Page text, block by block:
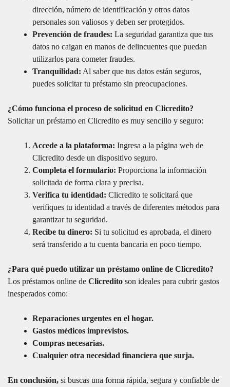
dirección, número de identificación y otros datos
personales son valiosos y deben ser protegidos.
Prevención de fraudes: La seguridad garantiza que tus
datos no caigan en manos de delincuentes que puedan
utilizarlos para cometer fraudes.
Tranquilidad: Al saber que tus datos están seguros,
puedes solicitar tu préstamo sin preocupaciones.
¿Cómo funciona el proceso de solicitud en Clicredito?
Solicitar un préstamo en Clicredito es muy sencillo y seguro:
Accede a la plataforma: Ingresa a la página web de
Clicredito desde un dispositivo seguro.
Completa el formulario: Proporciona la información
solicitada de forma clara y precisa.
Verifica tu identidad: Clicredito te solicitará que
verifiques tu identidad a través de diferentes métodos para
garantizar tu seguridad.
Recibe tu dinero: Si tu solicitud es aprobada, el dinero
será transferido a tu cuenta bancaria en poco tiempo.
¿Para qué puedo utilizar un préstamo online de Clicredito?
Los préstamos online de Clicredito son ideales para cubrir gastos
inesperados como:
Reparaciones urgentes en el hogar.
Gastos médicos imprevistos.
Compras necesarias.
Cualquier otra necesidad financiera que surja.
En conclusión, si buscas una forma rápida, segura y confiable de